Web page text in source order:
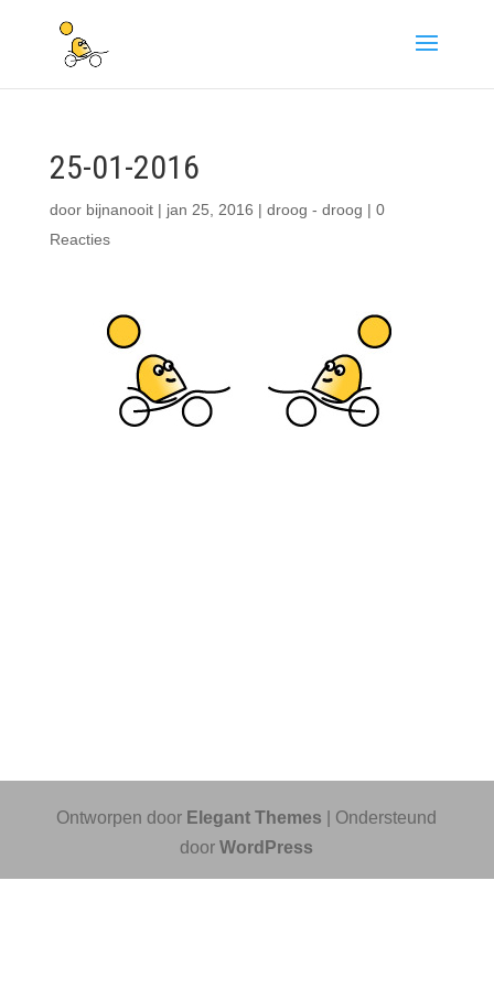
25-01-2016
door bijnanooit| jan 25, 2016 | droog - droog | 0
Reacties
Ontworpen door Elegant Themes | Ondersteund
doorWordPress